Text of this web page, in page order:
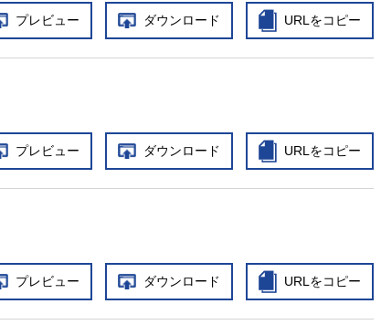
プレビュー ダウンロード URLをコピー
プレビュー ダウンロード URLをコピー
プレビュー ダウンロード URLをコピー